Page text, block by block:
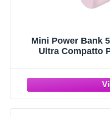
Mini Power Bank
Ultra Compatto
Compatibile
Max/13/12/